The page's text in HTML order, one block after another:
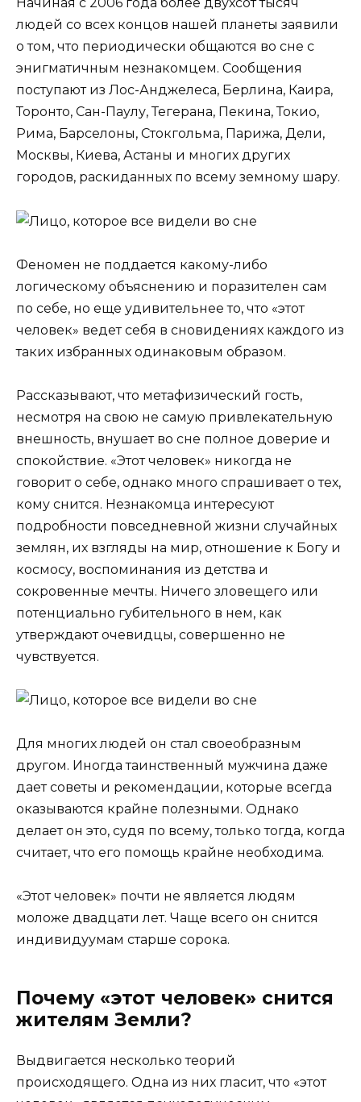
Начиная с 2006 года более двухсот тысяч
людей со всех концов нашей планеты заявили
о том, что периодически общаются во сне с
энигматичным незнакомцем. Сообщения
поступают из Лос-Анджелеса, Берлина, Каира,
Торонто, Сан-Паулу, Тегерана, Пекина, Токио,
Рима, Барселоны, Стокгольма, Парижа, Дели,
Москвы, Киева, Астаны и многих других
городов, раскиданных по всему земному шару.
Феномен не поддается какому-либо
логическому объяснению и поразителен сам
по себе, но еще удивительнее то, что «этот
человек» ведет себя в сновидениях каждого из
таких избранных одинаковым образом.
Рассказывают, что метафизический гость,
несмотря на свою не самую привлекательную
внешность, внушает во сне полное доверие и
спокойствие. «Этот человек» никогда не
говорит о себе, однако много спрашивает о тех,
кому снится. Незнакомца интересуют
подробности повседневной жизни случайных
землян, их взгляды на мир, отношение к Богу и
космосу, воспоминания из детства и
сокровенные мечты. Ничего зловещего или
потенциально губительного в нем, как
утверждают очевидцы, совершенно не
чувствуется.
Для многих людей он стал своеобразным
другом. Иногда таинственный мужчина даже
дает советы и рекомендации, которые всегда
оказываются крайне полезными. Однако
делает он это, судя по всему, только тогда, когда
считает, что его помощь крайне необходима.
«Этот человек» почти не является людям
моложе двадцати лет. Чаще всего он снится
индивидуумам старше сорока.
Почему «этот человек» снится
жителям Земли?
Выдвигается несколько теорий
происходящего. Одна из них гласит, что «этот